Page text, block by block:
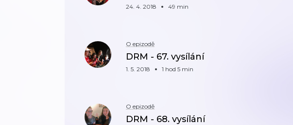
24. 4. 2018 49 min
O epizodě
DRM - 67. vysílání
1. 5. 2018 1 hod 5 min
O epizodě
DRM - 68. vysílání